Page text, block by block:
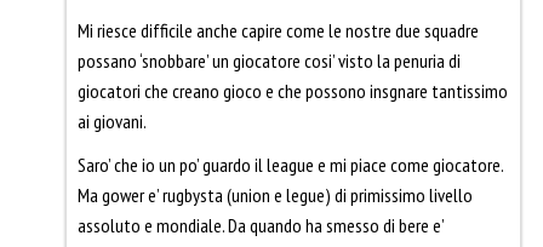
Mi riesce difficile anche capire come le nostre due squadre
possano ‘snobbare’ un giocatore cosi’ visto la penuria di
giocatori che creano gioco e che possono insgnare tantissimo
ai giovani.
Saro’ che io un po’ guardo il league e mi piace come giocatore.
Ma gower e’ rugbysta (union e legue) di primissimo livello
assoluto e mondiale. Da quando ha smesso di bere e’